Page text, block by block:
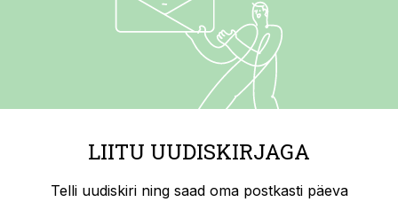
LIITU UUDISKIRJAGA
Telli uudiskiri ning saad oma postkasti päeva